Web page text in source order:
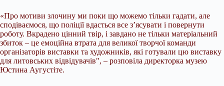
«Про мотиви злочину ми поки що можемо тільки гадати, але
сподіваємося, що поліції вдасться все з’ясувати і повернути
роботу. Вкрадено цінний твір, і завдано не тільки матеріальний
збиток – це емоційна втрата для великої творчої команди
організаторів виставки та художників, які готували цю виставку
для литовських відвідувачів", – розповіла директорка музею
Юстина Аугустіте.